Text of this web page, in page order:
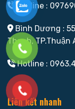
Hotline :
Bình Dương :
Thạnh, TP.Thuận
Hotline :
Liên kết nhanh